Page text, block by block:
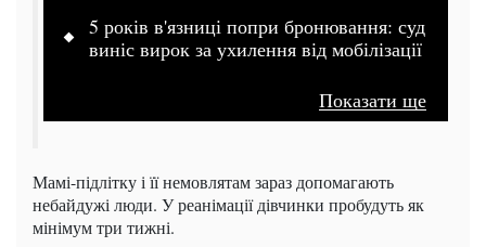
5 років в'язниці попри бронювання: суд
виніс вирок за ухилення від мобілізації
Показати ще
Мамі-підлітку і її немовлятам зараз допомагають
небайдужі люди. У реанімації дівчинки пробудуть як
мінімум три тижні.